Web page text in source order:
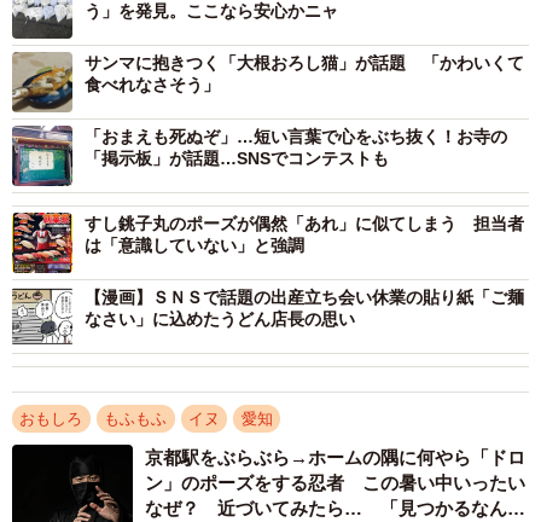
2/4
泣きやまない赤ちゃんと一緒に遠吠えをするシベリアンハスキーのアル
カちゃん（提供）
この「犬のおまわりさん」を地で行くメスのシベリアンハ
スキーは３歳で名前をアルカという。愛知県在住のつるい
ずむさん夫婦と生後９カ月になる長男・こつるくんと暮ら
している。こつるくんとアルカちゃんの普段の生活など
を、母・つるいずむさんに聞いた。
――こつるくんとアルカちゃんの動画が話題になっていま
す
「このときはかわいさ半分、うるささ半分でした」
う」を発見。ここなら安心かニャ
サンマに抱きつく「大根おろし猫」が話題 「かわいくて
食べれなさそう」
「おまえも死ぬぞ」…短い言葉で心をぶち抜く！お寺の
「掲示板」が話題…SNSでコンテストも
すし銚子丸のポーズが偶然「あれ」に似てしまう 担当者
は「意識していない」と強調
【漫画】ＳＮＳで話題の出産立ち会い休業の貼り紙「ご麺
なさい」に込めたうどん店長の思い
おもしろ もふもふ イヌ 愛知
京都駅をぶらぶら→ホームの隅に何やら「ドロ
ン」のポーズをする忍者 この暑い中いったい
なぜ？ 近づいてみたら… 「見つかるなんて